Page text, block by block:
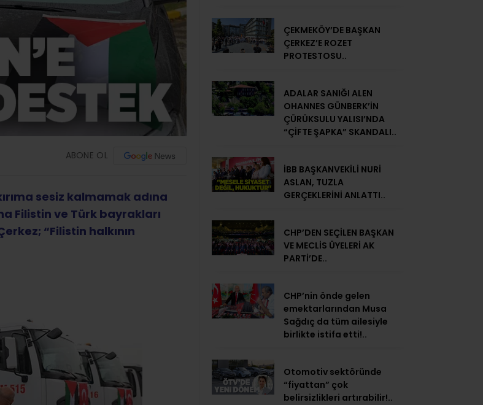
ABONE OL
sesiz kalmamak adına
Filistin ve Türk bayrakları
“Filistin halkının
ÇEKMEKÖY’DE BAŞKAN
ÇERKEZ’E ROZET
PROTESTOSU..
ADALAR SANIĞI ALEN
OHANNES GÜNBERK’İN
ÇÜRÜKSULU YALISI’NDA
“ÇİFTE ŞAPKA” SKANDALI..
İBB BAŞKANVEKİLİ NURİ
ASLAN, TUZLA
GERÇEKLERİNİ ANLATTI..
CHP’DEN SEÇİLEN BAŞKAN
VE MECLİS ÜYELERİ AK
PARTİ’DE..
CHP’nin önde gelen
emektarlarından Musa
Sağdıç da tüm ailesiyle
birlikte istifa etti!..
Otomotiv sektöründe
“fiyattan” çok
belirsizlikleri artırabilir!..